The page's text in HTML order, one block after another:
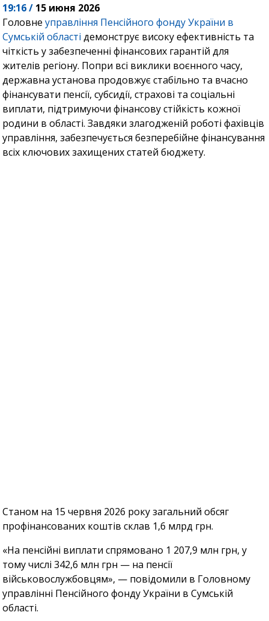
19:16 / 15 июня 2026
Головнеуправління Пенсійного фонду України в
Сумській області демонструє високу ефективність та
чіткість у забезпеченні фінансових гарантій для
жителів регіону. Попри всі виклики воєнного часу,
державна установа продовжує стабільно та вчасно
фінансувати пенсії, субсидії, страхові та соціальні
виплати, підтримуючи фінансову стійкість кожної
родини в області. Завдяки злагодженій роботі фахівців
управління, забезпечується безперебійне фінансування
всіх ключових захищених статей бюджету.
Станом на 15 червня 2026 року загальний обсяг
профінансованих коштів склав 1,6 млрд грн.
«На пенсійні виплати спрямовано 1 207,9 млн грн, у
тому числі 342,6 млн грн — на пенсії
військовослужбовцям», — повідомили в Головному
управлінні Пенсійного фонду України в Сумській
області.